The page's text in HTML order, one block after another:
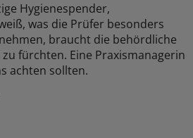
Hygienespender,
was die Prüfer besonders
braucht die behördliche
fürchten. Eine Praxismanagerin
achten sollten.